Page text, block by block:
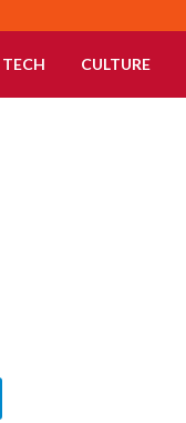
TECH CULTURE